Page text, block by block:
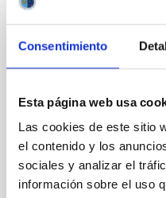
Consentimiento
Esta página web usa
Las cookies de este sitio
el contenido y los
sociales y analizar el
información sobre el uso
Convenio Marco
Europea de
actividades de
asesoramiento e
Fecha en vigor 23/